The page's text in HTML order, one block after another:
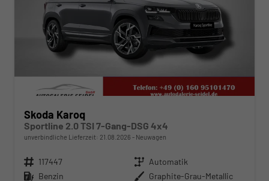
Skoda Karoq
Sportline 2.0 TSI 7-Gang-DSG 4x4
unverbindliche Lieferzeit: 21.08.2026 Neuwagen
Fahrzeugnr. 117447 Getriebe Automatik
Kraftstoff Benzin Außenfarbe Graphite-Grau-Metallic